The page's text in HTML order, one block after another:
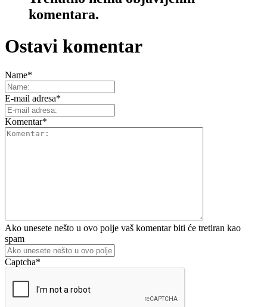
komentara.
Ostavi komentar
Name*
E-mail adresa*
Komentar*
Ako unesete nešto u ovo polje vaš komentar biti će tretiran kao
spam
Captcha*